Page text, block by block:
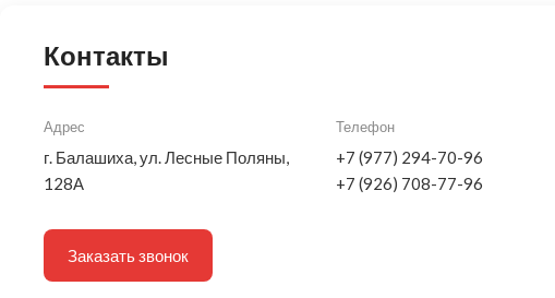
Контакты
Адрес
г. Балашиха, ул. Лесные Поляны,
128А
Телефон
+7 (977) 294-70-96
+7 (926) 708-77-96
Заказать звонок